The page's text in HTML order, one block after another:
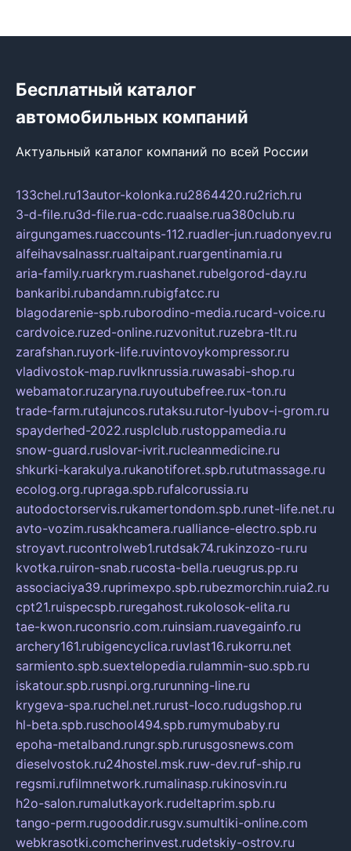
Бесплатный каталог
автомобильных компаний
Актуальный каталог компаний по всей России
133chel.ru13autor-kolonka.ru2864420.ru2rich.ru
3-d-file.ru3d-file.rua-cdc.ruaalse.rua380club.ru
airgungames.ruaccounts-112.ruadler-jun.ruadonyev.ru
alfeihavsalnassr.rualtaipant.ruargentinamia.ru
aria-family.ruarkrym.ruashanet.rubelgorod-day.ru
bankaribi.rubandamn.rubigfatcc.ru
blagodarenie-spb.ruborodino-media.rucard-voice.ru
cardvoice.ruzed-online.ruzvonitut.ruzebra-tlt.ru
zarafshan.ruyork-life.ruvintovoykompressor.ru
vladivostok-map.ruvlknrussia.ruwasabi-shop.ru
webamator.ruzaryna.ruyoutubefree.rux-ton.ru
trade-farm.rutajuncos.rutaksu.rutor-lyubov-i-grom.ru
spayderhed-2022.rusplclub.rustoppamedia.ru
snow-guard.ruslovar-ivrit.rucleanmedicine.ru
shkurki-karakulya.rukanotiforet.spb.rututmassage.ru
ecolog.org.rupraga.spb.rufalcorussia.ru
autodoctorservis.rukamertondom.spb.runet-life.net.ru
avto-vozim.rusakhcamera.rualliance-electro.spb.ru
stroyavt.rucontrolweb1.rutdsak74.rukinzozo-ru.ru
kvotka.ruiron-snab.rucosta-bella.rueugrus.pp.ru
associaciya39.ruprimexpo.spb.rubezmorchin.ruia2.ru
cpt21.ruispecspb.ruregahost.rukolosok-elita.ru
tae-kwon.ruconsrio.com.ruinsiam.ruavegainfo.ru
archery161.rubigencyclica.ruvlast16.rukorru.net
sarmiento.spb.suextelopedia.rulammin-suo.spb.ru
iskatour.spb.rusnpi.org.rurunning-line.ru
krygeva-spa.ruchel.net.rurust-loco.rudugshop.ru
hl-beta.spb.ruschool494.spb.rumymubaby.ru
epoha-metalband.rungr.spb.rurusgosnews.com
dieselvostok.ru24hostel.msk.ruw-dev.ruf-ship.ru
regsmi.rufilmnetwork.rumalinasp.rukinosvin.ru
h2o-salon.rumalutkayork.rudeltaprim.spb.ru
tango-perm.rugooddir.rusgv.sumultiki-online.com
webkrasotki.comcherinvest.rudetskiy-ostrov.ru